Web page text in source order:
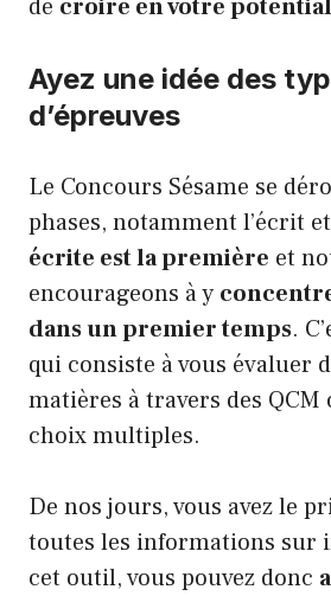
de croire en votre
Ayez une idée des
d’épreuves
Le Concours Sésame se
phases, notamment l’écrit
écrite est la première et
encourageons à y
dans un premier temps.
qui consiste à vous évaluer
matières à travers des QCM
choix multiples.
De nos jours, vous avez le
toutes les informations sur
cet outil, vous pouvez donc